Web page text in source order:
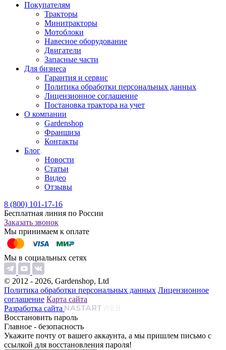
Покупателям
Тракторы
Минитракторы
Мотоблоки
Навесное оборудование
Двигатели
Запасные части
Для бизнеса
Гарантия и сервис
Политика обработки персональных данных
Лицензионное соглашение
Постановка трактора на учет
О компании
Gardenshop
Франшиза
Контакты
Блог
Новости
Статьи
Видео
Отзывы
8 (800) 101-17-16
Бесплатная линия по России
Заказать звонок
Мы принимаем к оплате
Мы в социальных сетях
© 2012 - 2026, Gardenshop, Ltd
Политика обработки персональных данных Лицензионное
соглашение Карта сайта
Разработка сайта
Восстановить пароль
Главное - безопасность
Укажите почту от вашего аккаунта, а мы пришлем письмо с
ссылкой для восстановления пароля!